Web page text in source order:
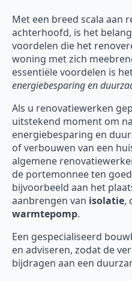
Met een breed scala aan
achterhoofd, is het
voordelen die het
woning met zich
essentiële voordelen is
energiebesparing en
Als u renovatiewerken
uitstekend moment om
energiebesparing en
of verbouwen van een
algemene
de portemonnee ten
bijvoorbeeld aan het
aanbrengen van isolatie,
warmtepomp.
Een gespecialiseerd
en adviseren, zodat de
bijdragen aan een